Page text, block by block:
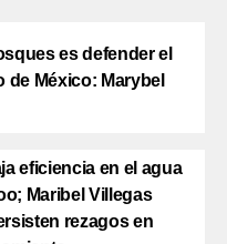
es defender el
de México: Marybel
eficiencia en el agua
Maribel Villegas
rezagos en